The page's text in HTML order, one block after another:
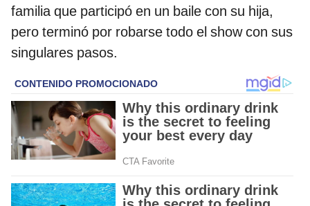
familia que participó en un baile con su hija,
pero terminó por robarse todo el show con sus
singulares pasos.